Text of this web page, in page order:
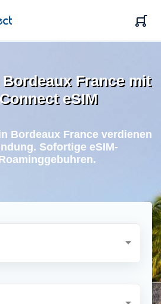
France mit
eSIM
Bordeaux France verdienen
Sofortige eSIM-